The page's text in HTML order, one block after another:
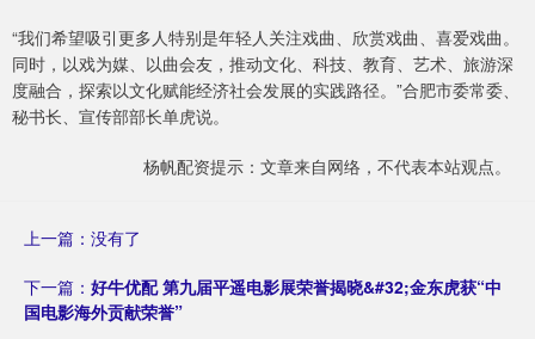
“我们希望吸引更多人特别是年轻人关注戏曲、欣赏戏曲、喜爱戏曲。
同时，以戏为媒、以曲会友，推动文化、科技、教育、艺术、旅游深
度融合，探索以文化赋能经济社会发展的实践路径。”合肥市委常委、
秘书长、宣传部部长单虎说。
杨帆配资提示：文章来自网络，不代表本站观点。
上一篇：没有了
下一篇： 好牛优配 第九届平遥电影展荣誉揭晓&#32;金东虎获“中
国电影海外贡献荣誉”